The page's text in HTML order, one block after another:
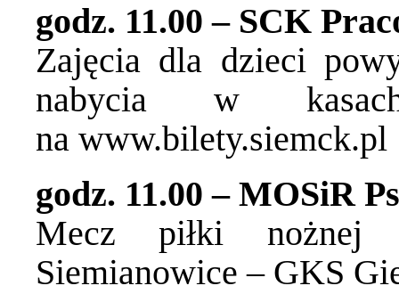
godz. 11.00 – SCK
Zajęcia dla dzieci
nabycia w
na www.bilety.siemck.pl
godz. 11.00 – MOSiR
Mecz piłki nożnej
Siemianowice – GKS